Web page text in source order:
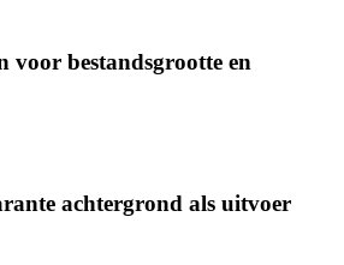
voor bestandsgrootte en
achtergrond als uitvoer